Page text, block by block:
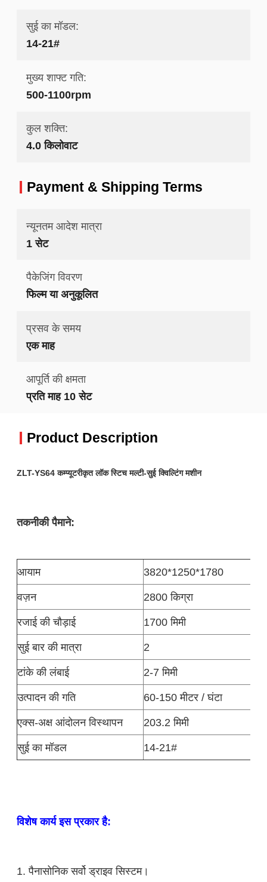
सुई का मॉडल:
14-21#
मुख्य शाफ्ट गति:
500-1100rpm
कुल शक्ति:
4.0 किलोवाट
Payment & Shipping Terms
न्यूनतम आदेश मात्रा
1 सेट
पैकेजिंग विवरण
फिल्म या अनुकूलित
प्रसव के समय
एक माह
आपूर्ति की क्षमता
प्रति माह 10 सेट
Product Description
ZLT-YS64 कम्प्यूटरीकृत लॉक स्टिच मल्टी-सुई क्विल्टिंग मशीन
तकनीकी पैमाने:
आयाम
3820*1250*1780
वज़न
2800 किग्रा
रजाई की चौड़ाई
1700 मिमी
सुई बार की मात्रा
2
टांके की लंबाई
2-7 मिमी
उत्पादन की गति
60-150 मीटर / घंटा
एक्स-अक्ष आंदोलन विस्थापन
203.2 मिमी
सुई का मॉडल
14-21#
विशेष कार्य इस प्रकार है:
1. पैनासोनिक सर्वो ड्राइव सिस्टम।